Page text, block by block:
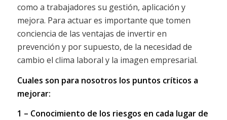
como a trabajadores su gestión, aplicación y
mejora. Para actuar es importante que tomen
conciencia de las ventajas de invertir en
prevención y por supuesto, de la necesidad de
cambio el clima laboral y la imagen empresarial.
Cuales son para nosotros los puntos críticos a
mejorar:
1 – Conocimiento de los riesgos en cada lugar de